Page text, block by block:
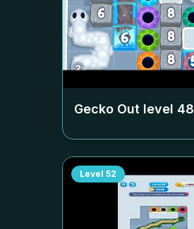
Gecko Out level 48
Level 52